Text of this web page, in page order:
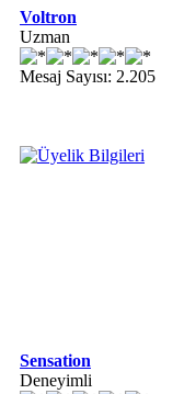
Voltron
Uzman
Mesaj Sayısı: 2.205
Sensation
Deneyimli